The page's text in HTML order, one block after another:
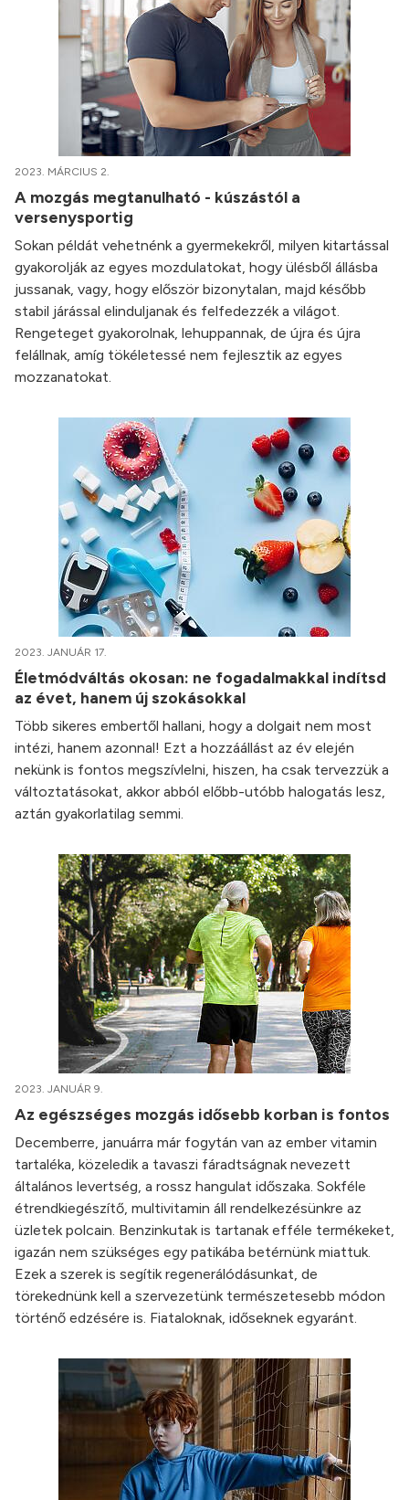
2023. MÁRCIUS 2.
A mozgás megtanulható - kúszástól a
versenysportig
Sokan példát vehetnénk a gyermekekről, milyen kitartással
gyakorolják az egyes mozdulatokat, hogy ülésből állásba
jussanak, vagy, hogy először bizonytalan, majd később
stabil járással elinduljanak és felfedezzék a világot.
Rengeteget gyakorolnak, lehuppannak, de újra és újra
felállnak, amíg tökéletessé nem fejlesztik az egyes
mozzanatokat.
2023. JANUÁR 17.
Életmódváltás okosan: ne fogadalmakkal indítsd
az évet, hanem új szokásokkal
Több sikeres embertől hallani, hogy a dolgait nem most
intézi, hanem azonnal! Ezt a hozzáállást az év elején
nekünk is fontos megszívlelni, hiszen, ha csak tervezzük a
változtatásokat, akkor abból előbb-utóbb halogatás lesz,
aztán gyakorlatilag semmi.
2023. JANUÁR 9.
Az egészséges mozgás idősebb korban is fontos
Decemberre, januárra már fogytán van az ember vitamin
tartaléka, közeledik a tavaszi fáradtságnak nevezett
általános levertség, a rossz hangulat időszaka. Sokféle
étrendkiegészítő, multivitamin áll rendelkezésünkre az
üzletek polcain. Benzinkutak is tartanak efféle termékeket,
igazán nem szükséges egy patikába betérnünk miattuk.
Ezek a szerek is segítik regenerálódásunkat, de
törekednünk kell a szervezetünk természetesebb módon
történő edzésére is. Fiataloknak, időseknek egyaránt.